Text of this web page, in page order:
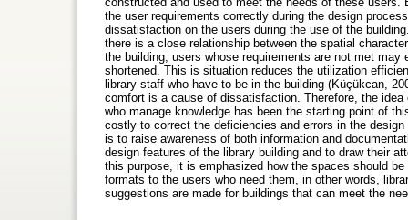
the user requirements correctly during the design
dissatisfaction on the users during the use of the
there is a close relationship between the spatial
the building, users whose requirements are not met
shortened. This is situation reduces the utilization
library staff who have to be in the building (Küçükcan,
comfort is a cause of dissatisfaction. Therefore, the
who manage knowledge has been the starting point of
costly to correct the deficiencies and errors in the
is to raise awareness of both information and
design features of the library building and to draw their
this purpose, it is emphasized how the spaces should
formats to the users who need them, in other words,
suggestions are made for buildings that can meet the